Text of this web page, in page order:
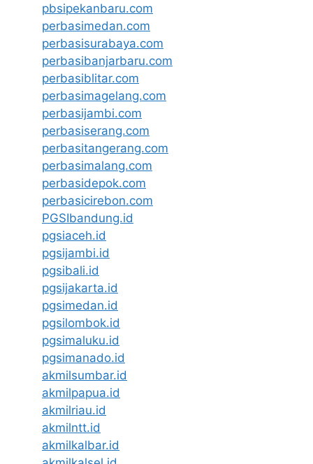
pbsipekanbaru.com
perbasimedan.com
perbasisurabaya.com
perbasibanjarbaru.com
perbasiblitar.com
perbasimagelang.com
perbasijambi.com
perbasiserang.com
perbasitangerang.com
perbasimalang.com
perbasidepok.com
perbasicirebon.com
PGSIbandung.id
pgsiaceh.id
pgsijambi.id
pgsibali.id
pgsijakarta.id
pgsimedan.id
pgsilombok.id
pgsimaluku.id
pgsimanado.id
akmilsumbar.id
akmilpapua.id
akmilriau.id
akmilntt.id
akmilkalbar.id